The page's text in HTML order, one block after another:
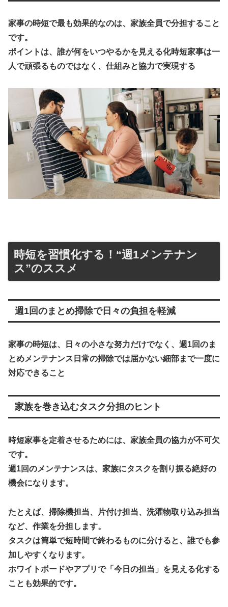
家事の時短で最も効果的なのは、家族全員で分担すること
です。
ポイントは、 誰が何をいつやるかを見える化時短家事は一
人で頑張るものではなく、仕組みと協力で実現する
時短を習慣化する！“週1メンテナン
ス”のススメ
週1回のまとめ掃除で日々の負担を軽減
家事の時短は、日々の小さな努力だけでなく、 週1回のま
とめメンテナンス日常の掃除では届かない細部まで一度に
対応できること
家族を巻き込むタスク分担のヒント
時短家事を定着させるためには、家族全員の協力が不可欠
です。
週1回のメンテナンスは、家族にタスクを割り振る絶好の
機会になります。
たとえば、掃除機担当、片付け担当、洗濯物取り込み担当
など、作業を分担します。
タスクは簡単で短時間で終わるものに分けると、誰でも参
加しやすくなります。
ホワイトボードやアプリで「今日の担当」を見える化する
ことも効果的です。